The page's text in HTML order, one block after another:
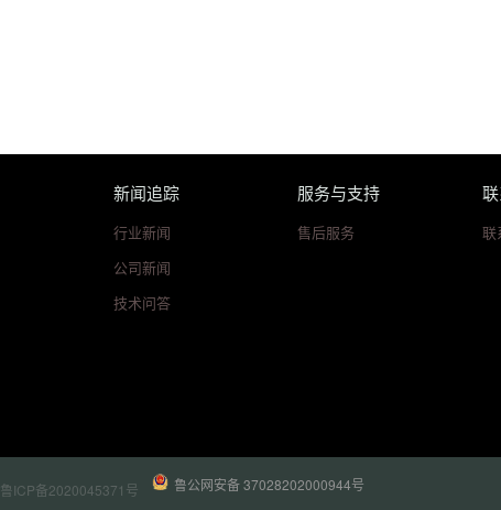
新闻追踪
行业新闻
公司新闻
技术问答
服务与支持
售后服务 联
鲁ICP备2020045371号 鲁公网安备 37028202000944号